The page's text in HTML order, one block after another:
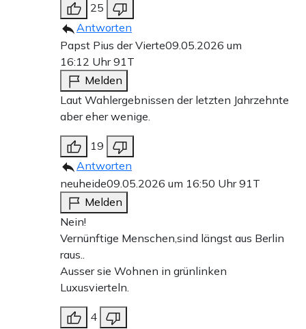
25
Antworten
Papst Pius der Vierte09.05.2026 um
16:12 Uhr91T
Melden
Laut Wahlergebnissen der letzten Jahrzehnte
aber eher wenige.
19
Antworten
neuheide09.05.2026 um 16:50 Uhr91T
Melden
Nein!
Vernünftige Menschen,sind längst aus Berlin
raus..
Ausser sie Wohnen in grünlinken
Luxusvierteln.
4